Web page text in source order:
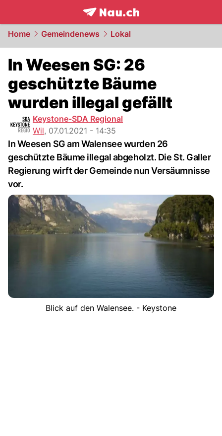
frontpage.NAU.ch
Home Gemeindenews Lokal
In Weesen SG: 26
geschützte Bäume
wurden illegal gefällt
Keystone-SDA Regional
Wil, 07.01.2021 - 14:35
In Weesen SG am Walensee wurden 26
geschützte Bäume illegal abgeholzt. Die St. Galler
Regierung wirft der Gemeinde nun Versäumnisse
vor.
Blick auf den Walensee. - Keystone